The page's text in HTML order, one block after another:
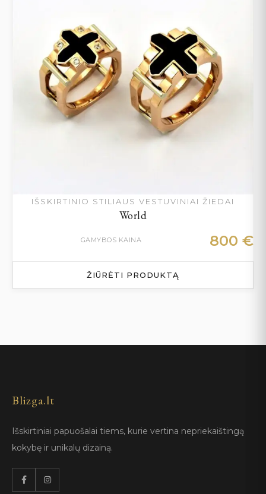
IŠSKIRTINIO STILIAUS VESTUVINIAI ŽIEDAI
World
GAMYBOS KAINA 800 €
ŽIŪRĖTI PRODUKTĄ
Blizga.lt
Išskirtiniai papuošalai tiems, kurie vertina nepriekaištingą
kokybę ir unikalų dizainą.